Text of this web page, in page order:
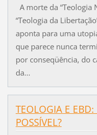
A morte da “Teologia
“Teologia da
aponta para uma
que parece nunca
por conseqüência, do
da...
TEOLOGIA E
POSSÍVEL?